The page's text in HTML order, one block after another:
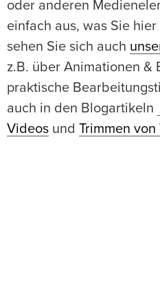
oder anderen
einfach aus, was Sie
sehen Sie sich auch
z.B. über Animationen &
praktische
auch in den Blogartikeln
Videos und Trimmen von